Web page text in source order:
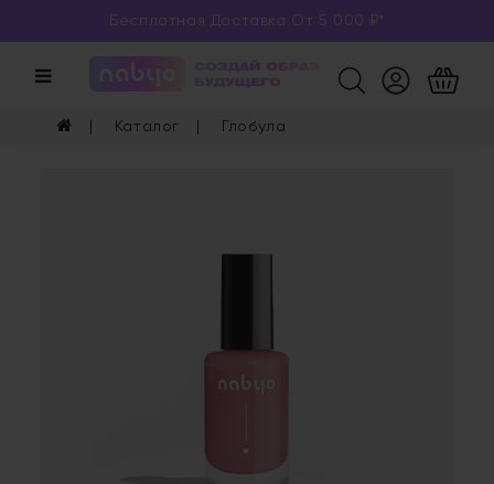
Бесплатная Доставка От 5 000 ₽*
Каталог Глобула